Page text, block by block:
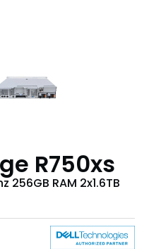
R750xs
RAM 2x1.6TB